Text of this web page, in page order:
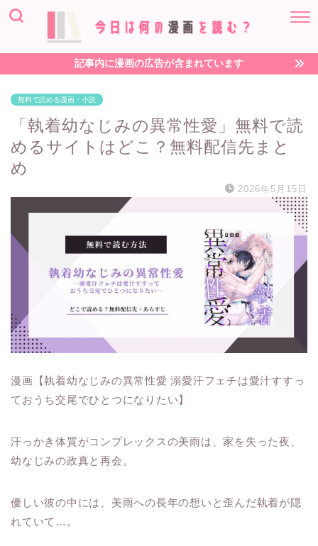
記事内に漫画の広告が含まれています
無料で読める漫画・小説
「執着幼なじみの異常性愛」無料で読
めるサイトはどこ？無料配信先まと
め
2026年5月15日
漫画【執着幼なじみの異常性愛 溺愛汗フェチは愛汁すすっ
ておうち交尾でひとつになりたい】
汗っかき体質がコンプレックスの美雨は、家を失った夜、
幼なじみの政真と再会。
優しい彼の中には、美雨への長年の想いと歪んだ執着が隠
れていて…。